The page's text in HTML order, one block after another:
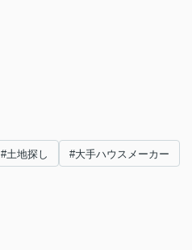
#土地探し #大手ハウスメーカー